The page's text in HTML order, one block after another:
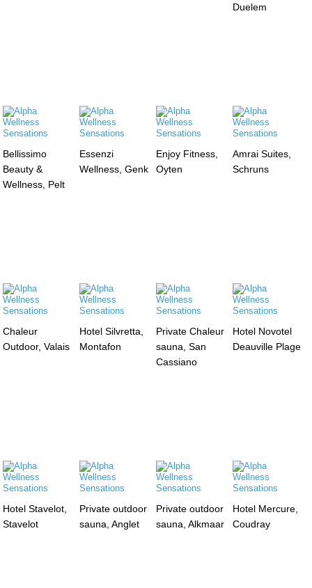
Duelem
Bellissimo
Beauty &
Wellness, Pelt
Essenzi
Wellness, Genk
Enjoy Fitness,
Oyten
Amrai Suites,
Schruns
Chaleur
Outdoor, Valais
Hotel Silvretta,
Montafon
Private Chaleur
sauna, San
Cassiano
Hotel Novotel
Deauville Plage
Hotel Stavelot,
Stavelot
Private outdoor
sauna, Anglet
Private outdoor
sauna, Alkmaar
Hotel Mercure,
Coudray